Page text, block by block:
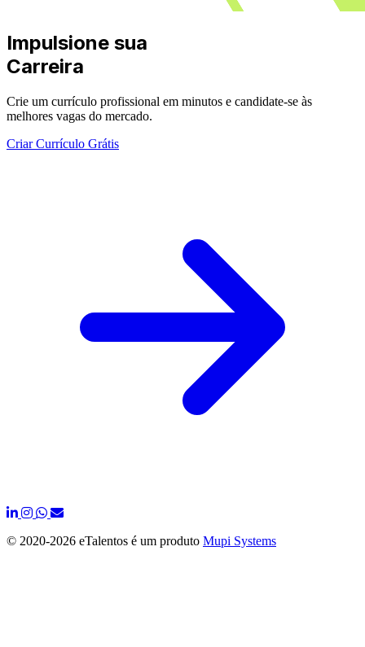
Impulsione sua
Carreira
Crie um currículo profissional em minutos e candidate-se às
melhores vagas do mercado.
Criar Currículo Grátis
© 2020-2026 eTalentos é um produto Mupi Systems